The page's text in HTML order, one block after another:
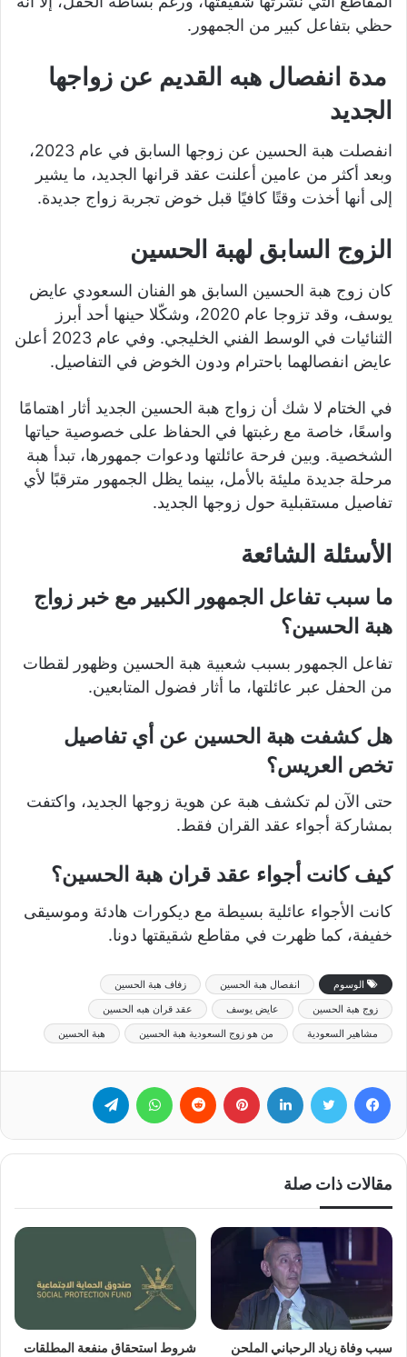
حظي بتفاعل كبير من الجمهور.
مدة انفصال هبه القديم عن زواجها
الجديد
انفصلت هبة الحسين عن زوجها السابق في عام 2023،
وبعد أكثر من عامين أعلنت عقد قرانها الجديد، ما يشير
إلى أنها أخذت وقتًا كافيًا قبل خوض تجربة زواج جديدة.
الزوج السابق لهبة الحسين
كان زوج هبة الحسين السابق هو الفنان السعودي عايض
يوسف، وقد تزوجا عام 2020، وشكّلا حينها أحد أبرز
الثنائيات في الوسط الفني الخليجي. وفي عام 2023 أعلن
عايض انفصالهما باحترام ودون الخوض في التفاصيل.
في الختام لا شك أن زواج هبة الحسين الجديد أثار اهتمامًا
واسعًا، خاصة مع رغبتها في الحفاظ على خصوصية حياتها
الشخصية. وبين فرحة عائلتها ودعوات جمهورها، تبدأ هبة
مرحلة جديدة مليئة بالأمل، بينما يظل الجمهور مترقبًا لأي
تفاصيل مستقبلية حول زوجها الجديد.
الأسئلة الشائعة
ما سبب تفاعل الجمهور الكبير مع خبر زواج
هبة الحسين؟
تفاعل الجمهور بسبب شعبية هبة الحسين وظهور لقطات
من الحفل عبر عائلتها، ما أثار فضول المتابعين.
هل كشفت هبة الحسين عن أي تفاصيل
تخص العريس؟
حتى الآن لم تكشف هبة عن هوية زوجها الجديد، واكتفت
بمشاركة أجواء عقد القران فقط.
كيف كانت أجواء عقد قران هبة الحسين؟
كانت الأجواء عائلية بسيطة مع ديكورات هادئة وموسيقى
خفيفة، كما ظهرت في مقاطع شقيقتها دونا.
الوسوم انفصال هبة الحسين
زفاف هبة الحسين
زوج هبة الحسين
عايض يوسف
عقد قران هبه الحسين
مشاهير السعودية
من هو زوج السعودية هبة الحسين هبة الحسين
مقالات ذات صلة
سبب وفاة زياد الرحباني الملحن
شروط استحقاق منفعة المطلقات